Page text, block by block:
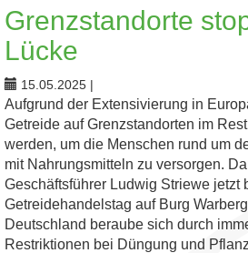
Grenzstandorte
Lücke
15.05.2025 |
Aufgrund der Extensivierung in
Getreide auf Grenzstandorten im
werden, um die Menschen rund um
mit Nahrungsmitteln zu versorgen.
Geschäftsführer Ludwig Striewe jetzt
Getreidehandelstag auf Burg
Deutschland beraube sich durch
Restriktionen bei Düngung und